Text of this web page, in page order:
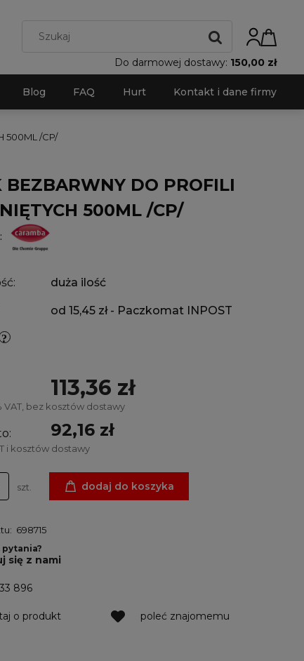
Do darmowej dostawy: 150,00 zł
Blog FAQ Hurt Kontakt i dane firmy
500ML /CP/
BEZBARWNY DO PROFILI
500ML /CP/
duża ilość
od 15,45 zł - Paczkomat INPOST
113,36 zł
VAT, bez kosztów dostawy
92,16 zł
i kosztów dostawy
szt. dodaj do koszyka
698715
o produkt poleć znajomemu
pytania?
się z nami
896